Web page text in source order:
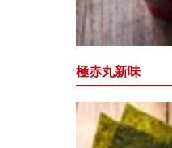
極赤丸新味